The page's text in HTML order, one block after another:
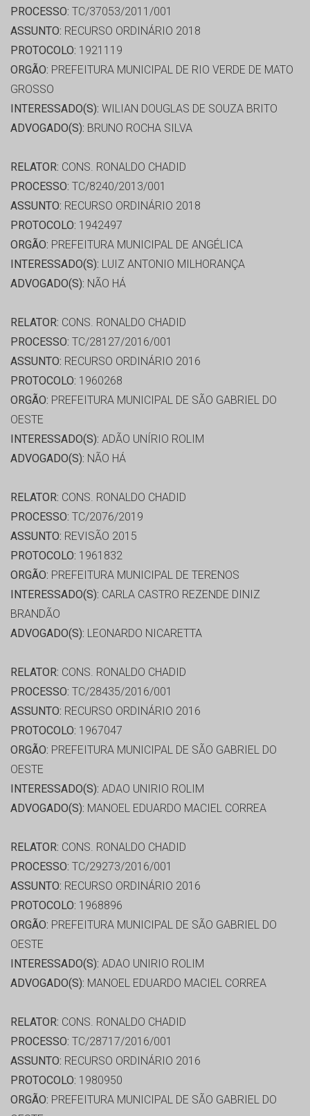
PROCESSO: TC/37053/2011/001
ASSUNTO: RECURSO ORDINÁRIO 2018
PROTOCOLO: 1921119
ORGÃO: PREFEITURA MUNICIPAL DE RIO VERDE DE MATO
GROSSO
INTERESSADO(S): WILIAN DOUGLAS DE SOUZA BRITO
ADVOGADO(S): BRUNO ROCHA SILVA
RELATOR: CONS. RONALDO CHADID
PROCESSO: TC/8240/2013/001
ASSUNTO: RECURSO ORDINÁRIO 2018
PROTOCOLO: 1942497
ORGÃO: PREFEITURA MUNICIPAL DE ANGÉLICA
INTERESSADO(S): LUIZ ANTONIO MILHORANÇA
ADVOGADO(S): NÃO HÁ
RELATOR: CONS. RONALDO CHADID
PROCESSO: TC/28127/2016/001
ASSUNTO: RECURSO ORDINÁRIO 2016
PROTOCOLO: 1960268
ORGÃO: PREFEITURA MUNICIPAL DE SÃO GABRIEL DO
OESTE
INTERESSADO(S): ADÃO UNÍRIO ROLIM
ADVOGADO(S): NÃO HÁ
RELATOR: CONS. RONALDO CHADID
PROCESSO: TC/2076/2019
ASSUNTO: REVISÃO 2015
PROTOCOLO: 1961832
ORGÃO: PREFEITURA MUNICIPAL DE TERENOS
INTERESSADO(S): CARLA CASTRO REZENDE DINIZ
BRANDÃO
ADVOGADO(S): LEONARDO NICARETTA
RELATOR: CONS. RONALDO CHADID
PROCESSO: TC/28435/2016/001
ASSUNTO: RECURSO ORDINÁRIO 2016
PROTOCOLO: 1967047
ORGÃO: PREFEITURA MUNICIPAL DE SÃO GABRIEL DO
OESTE
INTERESSADO(S): ADAO UNIRIO ROLIM
ADVOGADO(S): MANOEL EDUARDO MACIEL CORREA
RELATOR: CONS. RONALDO CHADID
PROCESSO: TC/29273/2016/001
ASSUNTO: RECURSO ORDINÁRIO 2016
PROTOCOLO: 1968896
ORGÃO: PREFEITURA MUNICIPAL DE SÃO GABRIEL DO
OESTE
INTERESSADO(S): ADAO UNIRIO ROLIM
ADVOGADO(S): MANOEL EDUARDO MACIEL CORREA
RELATOR: CONS. RONALDO CHADID
PROCESSO: TC/28717/2016/001
ASSUNTO: RECURSO ORDINÁRIO 2016
PROTOCOLO: 1980950
ORGÃO: PREFEITURA MUNICIPAL DE SÃO GABRIEL DO